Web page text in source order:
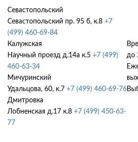
Севастопольский
Севастопольский пр. 95 б, к.8 +7
(499) 460-69-84
Калужская
Научный проезд д.14а к.5 +7 (499)
460-63-34
Мичуринский
Удальцова, 60, к.7 +7 (499) 460-69-76
Дмитровка
Лобненская д.17 к.8 +7 (499) 450-63-
77
до